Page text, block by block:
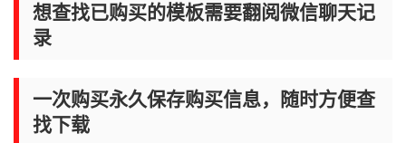
想查找已购买的模板需要翻阅微信聊天记
录
一次购买永久保存购买信息，随时方便查
找下载